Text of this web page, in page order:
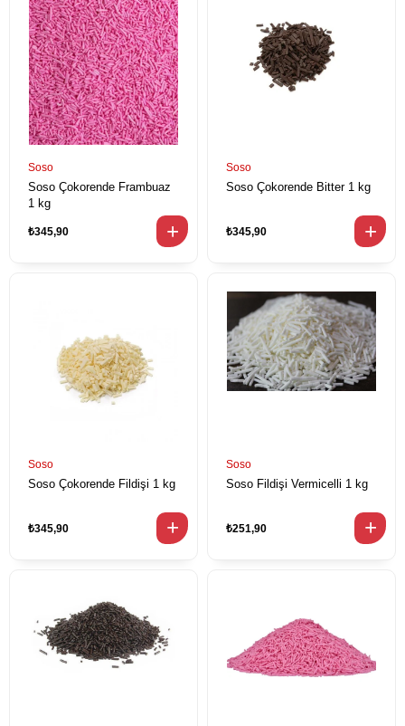
Soso
Soso Çokorende Frambuaz
1 kg
₺345,90
Soso
Soso Çokorende Bitter 1 kg
₺345,90
Soso
Soso Çokorende Fildişi 1 kg
₺345,90
Soso
Soso Fildişi Vermicelli 1 kg
₺251,90